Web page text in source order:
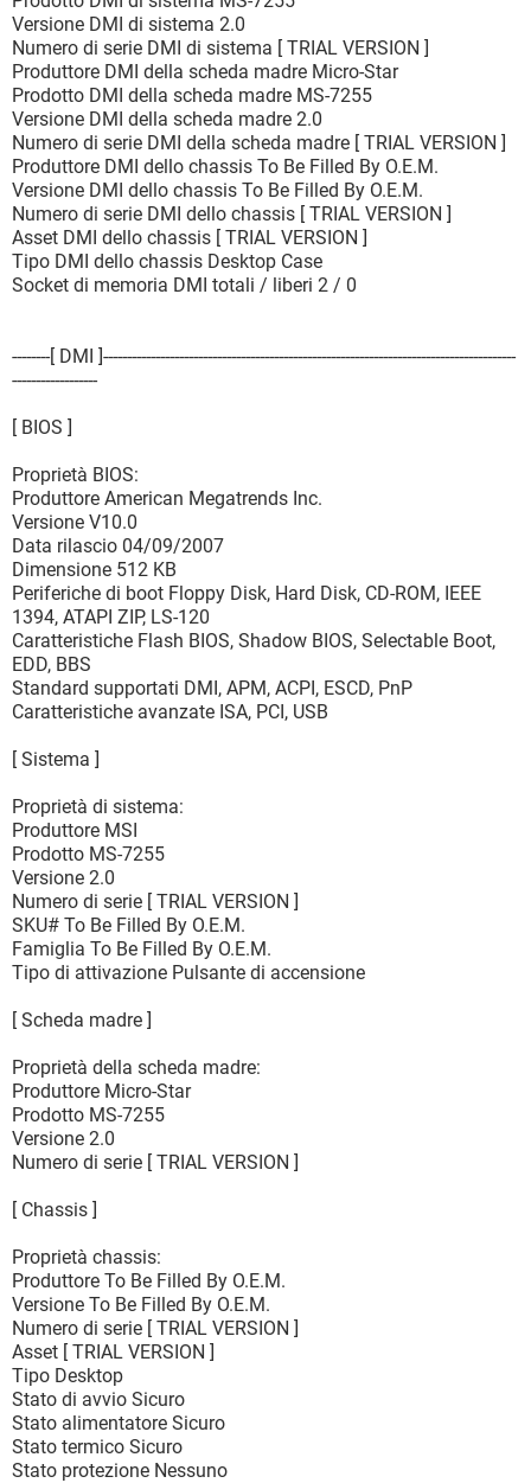
Versione DMI di sistema 2.0
Numero di serie DMI di sistema [ TRIAL VERSION ]
Produttore DMI della scheda madre Micro-Star
Prodotto DMI della scheda madre MS-7255
Versione DMI della scheda madre 2.0
Numero di serie DMI della scheda madre [ TRIAL VERSION ]
Produttore DMI dello chassis To Be Filled By O.E.M.
Versione DMI dello chassis To Be Filled By O.E.M.
Numero di serie DMI dello chassis [ TRIAL VERSION ]
Asset DMI dello chassis [ TRIAL VERSION ]
Tipo DMI dello chassis Desktop Case
Socket di memoria DMI totali / liberi 2 / 0
--------[ DMI ]---------------------------------------------------------------------------------------
------------------
[ BIOS ]
Proprietà BIOS:
Produttore American Megatrends Inc.
Versione V10.0
Data rilascio 04/09/2007
Dimensione 512 KB
Periferiche di boot Floppy Disk, Hard Disk, CD-ROM, IEEE
1394, ATAPI ZIP, LS-120
Caratteristiche Flash BIOS, Shadow BIOS, Selectable Boot,
EDD, BBS
Standard supportati DMI, APM, ACPI, ESCD, PnP
Caratteristiche avanzate ISA, PCI, USB
[ Sistema ]
Proprietà di sistema:
Produttore MSI
Prodotto MS-7255
Versione 2.0
Numero di serie [ TRIAL VERSION ]
SKU# To Be Filled By O.E.M.
Famiglia To Be Filled By O.E.M.
Tipo di attivazione Pulsante di accensione
[ Scheda madre ]
Proprietà della scheda madre:
Produttore Micro-Star
Prodotto MS-7255
Versione 2.0
Numero di serie [ TRIAL VERSION ]
[ Chassis ]
Proprietà chassis:
Produttore To Be Filled By O.E.M.
Versione To Be Filled By O.E.M.
Numero di serie [ TRIAL VERSION ]
Asset [ TRIAL VERSION ]
Tipo Desktop
Stato di avvio Sicuro
Stato alimentatore Sicuro
Stato termico Sicuro
Stato protezione Nessuno